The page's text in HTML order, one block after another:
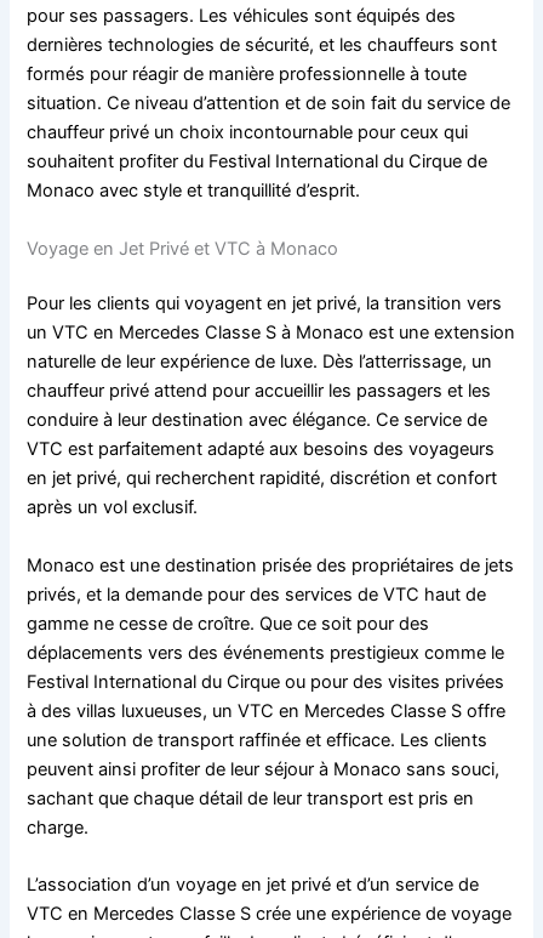
pour ses passagers. Les véhicules sont équipés des
dernières technologies de sécurité, et les chauffeurs sont
formés pour réagir de manière professionnelle à toute
situation. Ce niveau d’attention et de soin fait du service de
chauffeur privé un choix incontournable pour ceux qui
souhaitent profiter du Festival International du Cirque de
Monaco avec style et tranquillité d’esprit.
Voyage en Jet Privé et VTC à Monaco
Pour les clients qui voyagent en jet privé, la transition vers
un VTC en Mercedes Classe S à Monaco est une extension
naturelle de leur expérience de luxe. Dès l’atterrissage, un
chauffeur privé attend pour accueillir les passagers et les
conduire à leur destination avec élégance. Ce service de
VTC est parfaitement adapté aux besoins des voyageurs
en jet privé, qui recherchent rapidité, discrétion et confort
après un vol exclusif.
Monaco est une destination prisée des propriétaires de jets
privés, et la demande pour des services de VTC haut de
gamme ne cesse de croître. Que ce soit pour des
déplacements vers des événements prestigieux comme le
Festival International du Cirque ou pour des visites privées
à des villas luxueuses, un VTC en Mercedes Classe S offre
une solution de transport raffinée et efficace. Les clients
peuvent ainsi profiter de leur séjour à Monaco sans souci,
sachant que chaque détail de leur transport est pris en
charge.
L’association d’un voyage en jet privé et d’un service de
VTC en Mercedes Classe S crée une expérience de voyage